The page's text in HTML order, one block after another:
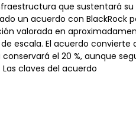
que sustentará
un acuerdo con BlackRock
valorada en
El acuerdo convierte
el 20 %, aunque
claves del acuerdo